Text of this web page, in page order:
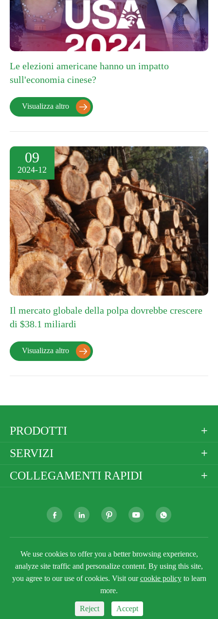
Le elezioni americane hanno un impatto
sull'economia cinese?
Visualizza altro 
09
2024-12
Il mercato globale della polpa dovrebbe crescere
di $38.1 miliardi
Visualizza altro 
PRODOTTI 
SERVIZI 
COLLEGAMENTI RAPIDI 
    
Copyright ©Golden Paper Company LimitedTutti i
diritti riservati.
Sitemap
Politica sulla Privacy

We use cookies to offer you a better browsing experience,
analyze site traffic and personalize content. By using this site,
you agree to our use of cookies. Visit ourcookie policyto learn
more.
Reject Accept